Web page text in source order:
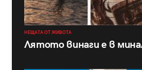
НЕЩАТА ОТ ЖИВОТА
Лятото винаги е в